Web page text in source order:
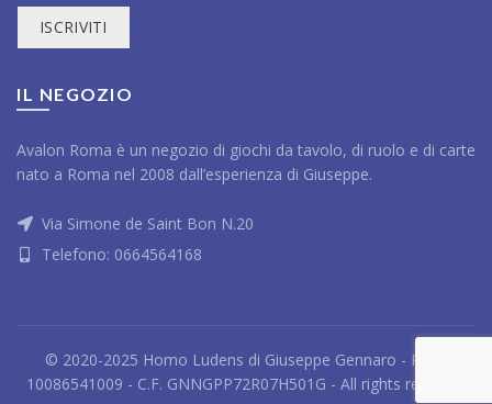
IL NEGOZIO
Avalon Roma è un negozio di giochi da tavolo, di ruolo e di carte
nato a Roma nel 2008 dall’esperienza di Giuseppe.
Via Simone de Saint Bon N.20
Telefono: 0664564168
© 2020-2025 Homo Ludens di Giuseppe Gennaro - P.IVA
10086541009 - C.F. GNNGPP72R07H501G - All rights reserved